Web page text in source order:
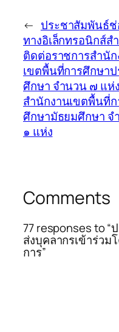
← ประชาสัมพันธ์ช่
ทางอิเล็กทรอนิกส์ส
ติดต่อราชการสำนั
เขตพื้นที่การศึกษาป
ศึกษา จำนวน ๗ แห่
สำนักงานเขตพื้นที่ก
ศึกษามัธยมศึกษา จ
๑ แห่ง
Comments
77 responses to
ส่งบุคลากรเข้าร่วม
การ”